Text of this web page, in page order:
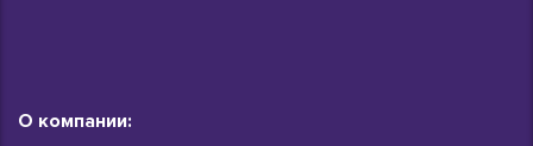
О компании: